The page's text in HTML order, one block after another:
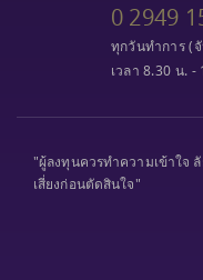
0 2949
ทุกวันทำการ (
เวลา 8.30 น. -
"ผู้ลงทุนควรทำความเข้าใจ
เสี่ยงก่อนตัดสินใจ"